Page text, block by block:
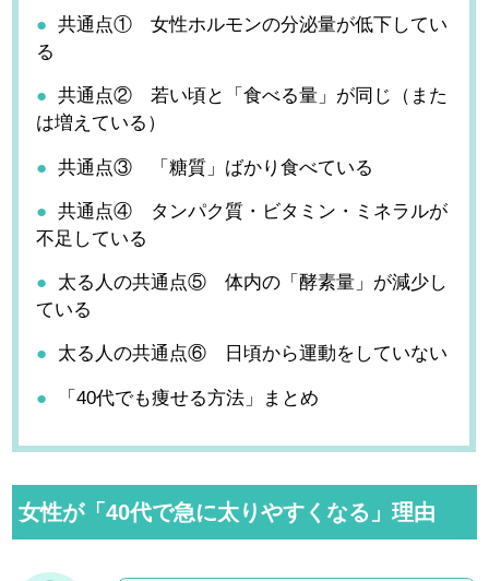
共通点① 女性ホルモンの分泌量が低下してい
る
共通点② 若い頃と「食べる量」が同じ（また
は増えている）
共通点③ 「糖質」ばかり食べている
共通点④ タンパク質・ビタミン・ミネラルが
不足している
太る人の共通点⑤ 体内の「酵素量」が減少し
ている
太る人の共通点⑥ 日頃から運動をしていない
「40代でも痩せる方法」まとめ
女性が「40代で急に太りやすくなる」理由